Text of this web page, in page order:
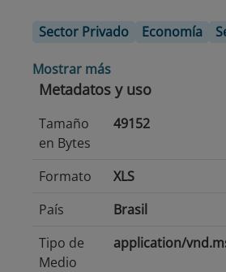
Sector Privado Economía
Mostrar más
Metadatos y uso
Tamaño
en Bytes
49152
Formato
XLS
País
Brasil
Tipo de
Medio
application/